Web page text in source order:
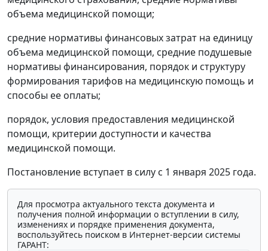
объема медицинской помощи;
средние нормативы финансовых затрат на единицу
объема медицинской помощи, средние подушевые
нормативы финансирования, порядок и структуру
формирования тарифов на медицинскую помощь и
способы ее оплаты;
порядок, условия предоставления медицинской
помощи, критерии доступности и качества
медицинской помощи.
Постановление вступает в силу с 1 января 2025 года.
Для просмотра актуального текста документа и
получения полной информации о вступлении в силу,
изменениях и порядке применения документа,
воспользуйтесь поиском в Интернет-версии системы
ГАРАНТ: